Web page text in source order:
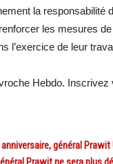
la responsabilité
les mesures
l’exercice de leur
Hebdo. Inscrivez
anniversaire, général Prawit